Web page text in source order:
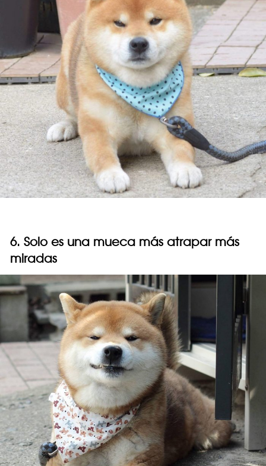
6. Solo es una mueca más atrapar más
miradas